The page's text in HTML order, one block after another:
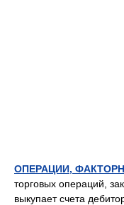
ОПЕРАЦИИ,
торговых операций,
выкупает счета